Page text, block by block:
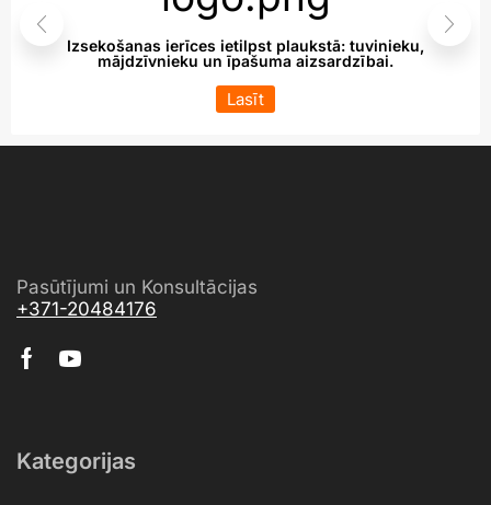
Izsekošanas ierīces ietilpst plaukstā: tuvinieku,
mājdzīvnieku un īpašuma aizsardzībai.
Lasīt
Pasūtījumi un Konsultācijas
+371-20484176
Kategorijas